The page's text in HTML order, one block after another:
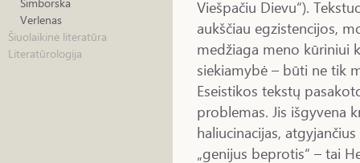
Šimborska
Verlenas
Šiuolaikinė literatūra
Literatūrologija
Viešpačiu Dievu“).
aukščiau egzistencijos,
medžiaga meno kūriniui
siekiamybė – būti ne tik
Eseistikos tekstų
problemas. Jis išgyvena
haliucinacijas,
„genijus beprotis“ – tai